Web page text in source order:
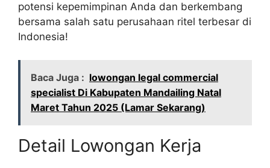
potensi kepemimpinan Anda dan berkembang
bersama salah satu perusahaan ritel terbesar di
Indonesia!
Baca Juga : lowongan legal commercial
specialist Di Kabupaten Mandailing Natal
Maret Tahun 2025 (Lamar Sekarang)
Detail Lowongan Kerja